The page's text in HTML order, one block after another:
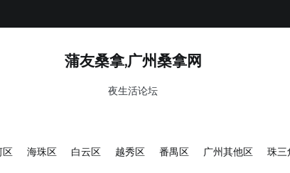
蒲友桑拿,广州桑拿网
夜生活论坛
区 海珠区 白云区 越秀区 番禺区 广州其他区 珠三